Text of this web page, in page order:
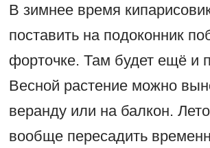
В зимнее время
поставить на подоконник
форточке. Там будет ещё и
Весной растение можно
веранду или на балкон.
вообще пересадить